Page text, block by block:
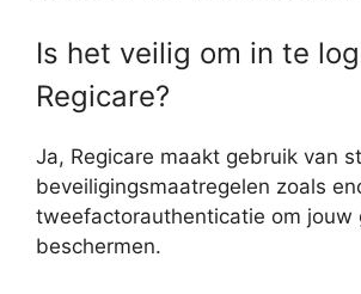
Is het veilig om in te
Regicare?
Ja, Regicare maakt gebruik van
beveiligingsmaatregelen zoals
tweefactorauthenticatie om jouw
beschermen.